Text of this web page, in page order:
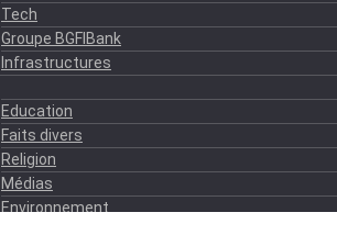
Tech
Groupe BGFIBank
Infrastructures
Education
Faits divers
Religion
Médias
Environnement